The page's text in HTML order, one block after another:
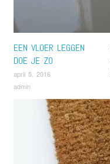
EEN VLOER LEGGEN
DOE JE ZO
april 5, 2016
admin